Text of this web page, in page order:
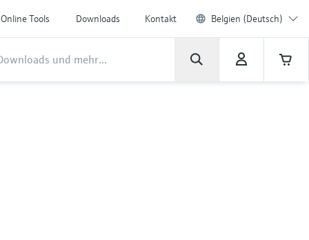
Online Tools Downloads Kontakt Belgien (Deutsch)